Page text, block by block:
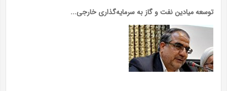
توسعه میادین نفت و گاز به سرمایه‌گذاری خارجی...